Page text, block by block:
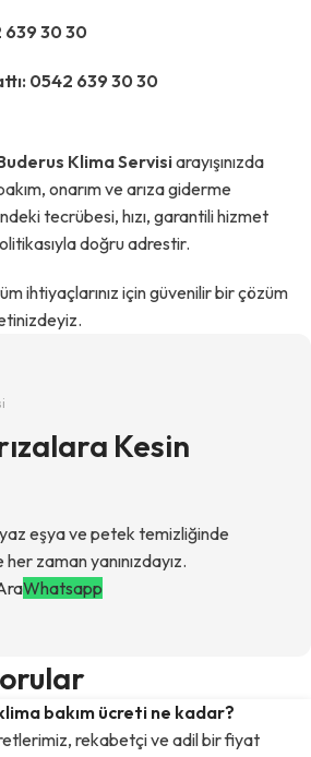
30 30
0542 639 30 30
Klima Servisiarayışınızda
onarım ve arıza giderme
tecrübesi, hızı, garantili hizmet
doğru adrestir.
ihtiyaçlarınız için güvenilir bir çözüm
Kesin
eşya ve petek temizliğinde
zaman yanınızdayız.
Whatsapp
bakım ücreti ne kadar?
rekabetçi ve adil bir fiyat